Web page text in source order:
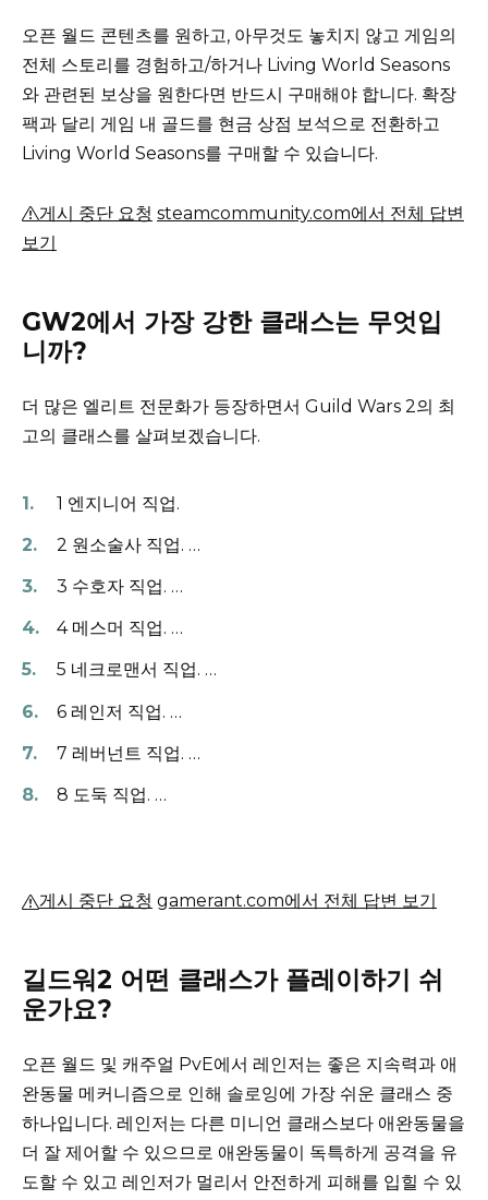
오픈 월드 콘텐츠를 원하고, 아무것도 놓치지 않고 게임의
전체 스토리를 경험하고/하거나 Living World Seasons
와 관련된 보상을 원한다면 반드시 구매해야 합니다. 확장
팩과 달리 게임 내 골드를 현금 상점 보석으로 전환하고
Living World Seasons를 구매할 수 있습니다.
게시 중단 요청 steamcommunity.com에서 전체 답변
보기
GW2에서 가장 강한 클래스는 무엇입
니까?
더 많은 엘리트 전문화가 등장하면서 Guild Wars 2의 최
고의 클래스를 살펴보겠습니다.
1 엔지니어 직업.
2 원소술사 직업. …
3 수호자 직업. …
4 메스머 직업. …
5 네크로맨서 직업. …
6 레인저 직업. …
7 레버넌트 직업. …
8 도둑 직업. …
게시 중단 요청 gamerant.com에서 전체 답변 보기
길드워2 어떤 클래스가 플레이하기 쉬
운가요?
오픈 월드 및 캐주얼 PvE에서 레인저는 좋은 지속력과 애
완동물 메커니즘으로 인해 솔로잉에 가장 쉬운 클래스 중
하나입니다. 레인저는 다른 미니언 클래스보다 애완동물을
더 잘 제어할 수 있으므로 애완동물이 독특하게 공격을 유
도할 수 있고 레인저가 멀리서 안전하게 피해를 입힐 수 있